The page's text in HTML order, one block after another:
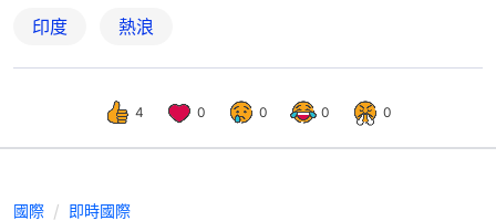
印度 熱浪
4 0 0 0 0
國際 即時國際